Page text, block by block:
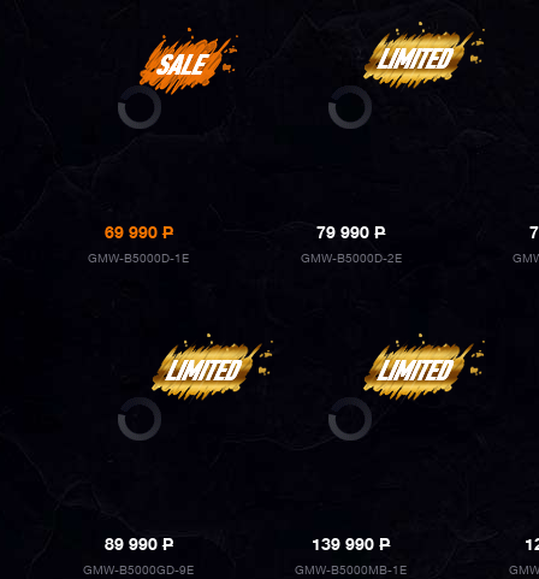
69 990P
GMW-B5000D-1E
79 990P
GMW-B5000D-2E
89 990P
GMW-B5000GD-9E
139 990P
GMW-B5000MB-1E